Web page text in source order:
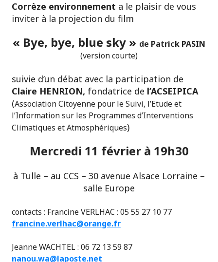
Corrèze environnement a le plaisir de vous
inviter à la projection du film
« Bye, bye, blue sky » de Patrick PASIN
(version courte)
suivie d’un débat avec la participation de
Claire HENRION, fondatrice de l’ACSEIPICA
(Association Citoyenne pour le Suivi, l’Etude et
l’Information sur les Programmes d’Interventions
Climatiques et Atmosphériques)
Mercredi 11 février à 19h30
à Tulle – au CCS – 30 avenue Alsace Lorraine –
salle Europe
contacts : Francine VERLHAC : 05 55 27 10 77
francine.verlhac@orange.fr
Jeanne WACHTEL : 06 72 13 59 87
nanou.wa@laposte.net